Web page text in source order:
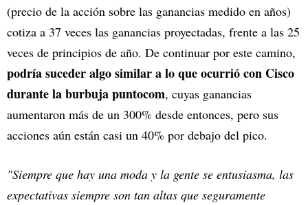
(precio de la acción sobre las ganancias medido en años)
cotiza a 37 veces las ganancias proyectadas, frente a las 25
veces de principios de año. De continuar por este camino,
podría suceder algo similar a lo que ocurrió con Cisco
durante la burbuja puntocom, cuyas ganancias
aumentaron más de un 300% desde entonces, pero sus
acciones aún están casi un 40% por debajo del pico.
"Siempre que hay una moda y la gente se entusiasma, las
expectativas siempre son tan altas que seguramente